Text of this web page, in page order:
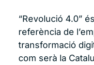
“Revolució 4.0”
referència de
transformació
com serà la